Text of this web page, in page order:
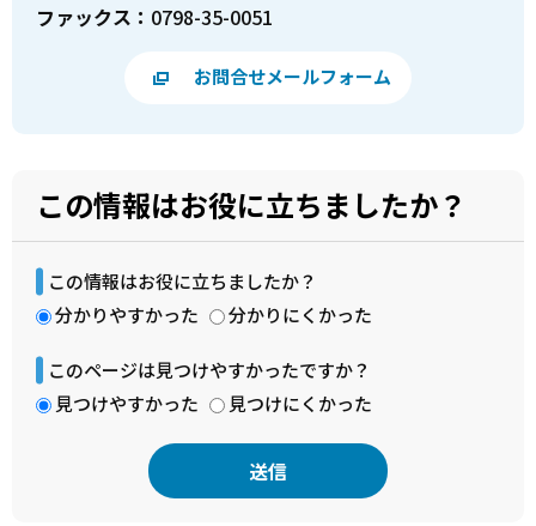
ファックス： 0798-35-0051
お問合せメールフォーム
この情報はお役に立ちましたか？
この情報はお役に立ちましたか？
分かりやすかった
分かりにくかった
このページは見つけやすかったですか？
見つけやすかった
見つけにくかった